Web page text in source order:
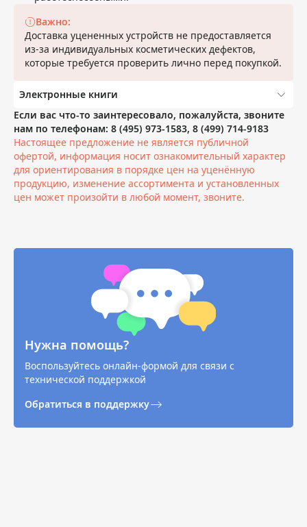
Важно:
Доставка уцененных устройств не предоставляется
из-за индивидуальных косметических дефектов,
которые требуется проверить лично перед покупкой.
Электронные книги
Если вас что-то заинтересовало, пожалуйста, звоните
нам по телефонам: 8 (495) 973-1583, 8 (499) 714-9183
Настоящее предложение не является публичной
офертой, информация носит ознакомительный характер
для ориентирования в порядке цен на уценённую
продукцию, изменение ассортимента и установленных
цен может произойти в любой момент, звоните.
Нужна помощь?
Воспользуйтесь онлайн-формой для связи с
технической поддержкой
Обратиться в поддержку